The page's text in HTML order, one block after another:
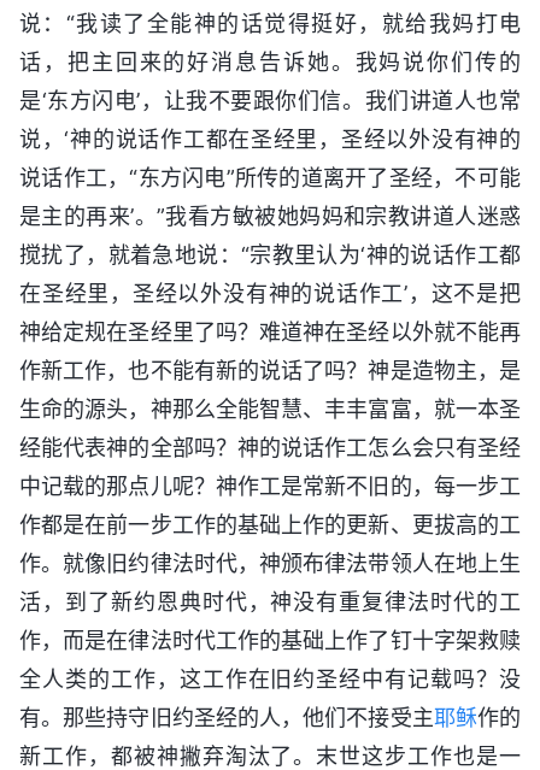
说：“我读了全能神的话觉得挺好，就给我妈打电
话，把主回来的好消息告诉她。我妈说你们传的
是‘东方闪电’，让我不要跟你们信。我们讲道人也常
说，‘神的说话作工都在圣经里，圣经以外没有神的
说话作工，“东方闪电”所传的道离开了圣经，不可能
是主的再来’。”我看方敏被她妈妈和宗教讲道人迷惑
搅扰了，就着急地说：“宗教里认为‘神的说话作工都
在圣经里，圣经以外没有神的说话作工’，这不是把
神给定规在圣经里了吗？难道神在圣经以外就不能再
作新工作，也不能有新的说话了吗？神是造物主，是
生命的源头，神那么全能智慧、丰丰富富，就一本圣
经能代表神的全部吗？神的说话作工怎么会只有圣经
中记载的那点儿呢？神作工是常新不旧的，每一步工
作都是在前一步工作的基础上作的更新、更拔高的工
作。就像旧约律法时代，神颁布律法带领人在地上生
活，到了新约恩典时代，神没有重复律法时代的工
作，而是在律法时代工作的基础上作了钉十字架救赎
全人类的工作，这工作在旧约圣经中有记载吗？没
有。那些持守旧约圣经的人，他们不接受主耶稣作的
新工作，都被神撇弃淘汰了。末世这步工作也是一